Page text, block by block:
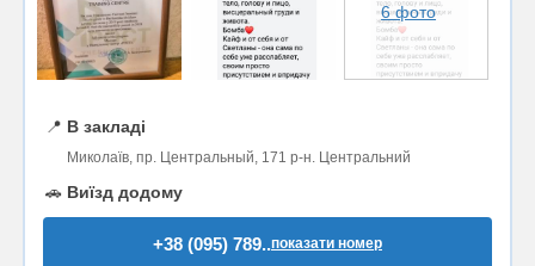
6 фото
📍 В закладі
Миколаїв, пр. Центральный, 171 р-н. Центральний
🚗 Виїзд додому
+38 (095) 789..показати номер